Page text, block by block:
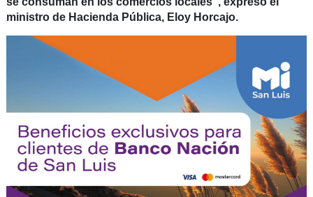
ministro de Hacienda Pública, Eloy Horcajo.